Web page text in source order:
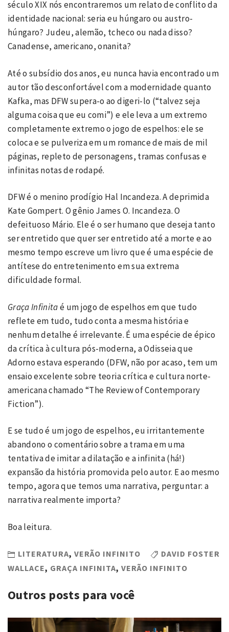
século XIX nós encontraremos um relato de conflito da
identidade nacional: seria eu húngaro ou austro-
húngaro? Judeu, alemão, tcheco ou nada disso?
Canadense, americano, onanita?
Até o subsídio dos anos, eu nunca havia encontrado um
autor tão desconfortável com a modernidade quanto
Kafka, mas DFW supera-o ao digeri-lo (“talvez seja
alguma coisa que eu comi”) e ele leva a um extremo
completamente extremo o jogo de espelhos: ele se
coloca e se pulveriza em um romance de mais de mil
páginas, repleto de personagens, tramas confusas e
infinitas notas de rodapé.
DFW é o menino prodígio Hal Incandeza. A deprimida
Kate Gompert. O gênio James O. Incandeza. O
defeituoso Mário. Ele é o ser humano que deseja tanto
ser entretido que quer ser entretido até a morte e ao
mesmo tempo escreve um livro que é uma espécie de
antítese do entretenimento em sua extrema
dificuldade formal.
Graça Infinitaé um jogo de espelhos em que tudo
reflete em tudo, tudo conta a mesma história e
nenhum detalhe é irrelevante. É uma espécie de épico
da crítica à cultura pós-moderna, a Odisseia que
Adorno estava esperando (DFW, não por acaso, tem um
ensaio excelente sobre teoria crítica e cultura norte-
americana chamado “The Review of Contemporary
Fiction”).
E se tudo é um jogo de espelhos, eu irritantemente
abandono o comentário sobre a trama em uma
tentativa de imitar a dilatação e a infinita (há!)
expansão da história promovida pelo autor. E ao mesmo
tempo, agora que temos uma narrativa, perguntar: a
narrativa realmente importa?
Boa leitura.
LITERATURA, VERÃO INFINITO
DAVID FOSTER
WALLACE, GRAÇA INFINITA, VERÃO INFINITO
Outros posts para você